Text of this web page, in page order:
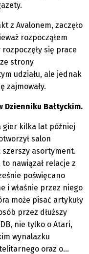
z Avalonem, zaczęło
rozpocząłem
się prace
strony
udziału, ale jednak
zajmowały.
Dzienniku Bałtyckim.
gier kilka lat później
salon
szerszy asortyment.
nawiązał relacje z
poświęcano
i właśnie przez niego
może pisać artykuły
przez dłuższy
nie tylko o Atari,
wynalazku
oraz o…